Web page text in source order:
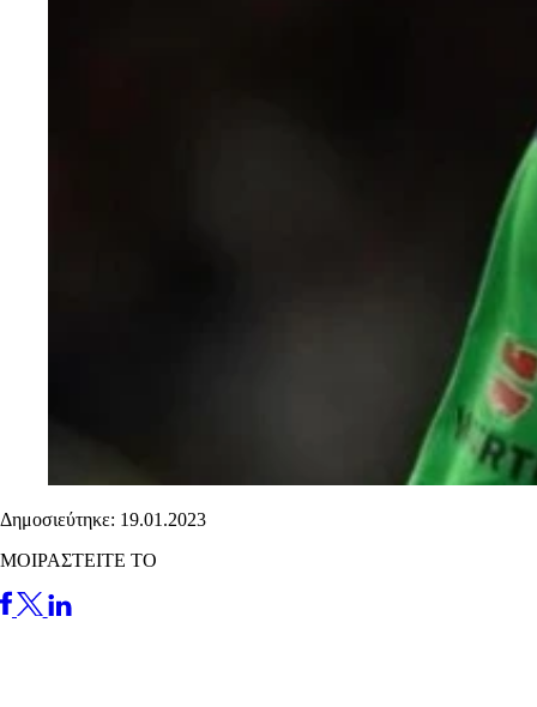
Δημοσιεύτηκε: 19.01.2023
ΜΟΙΡΑΣΤΕΙΤΕ ΤΟ